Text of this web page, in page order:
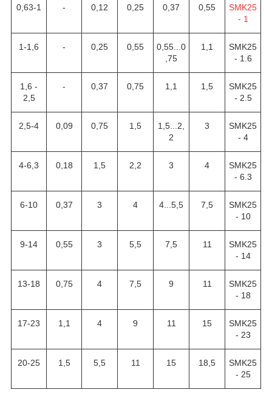
0,63-1 - 0,12 0,25 0,37 0,55
SMK25
- 1
1-1,6 - 0,25 0,55
0,55...0
,75
1,1
SMK25
- 1.6
1,6 -
2,5
- 0,37 0,75 1,1 1,5
SMK25
- 2.5
2,5-4 0,09 0,75 1,5
1,5...2,
2
3
SMK25
- 4
4-6,3 0,18 1,5 2,2 3 4
SMK25
- 6.3
6-10 0,37 3 4 4...5,5 7,5
SMK25
- 10
9-14 0,55 3 5,5 7,5 11
SMK25
- 14
13-18 0,75 4 7,5 9 11
SMK25
- 18
17-23 1,1 4 9 11 15
SMK25
- 23
20-25 1,5 5,5 11 15 18,5
SMK25
- 25